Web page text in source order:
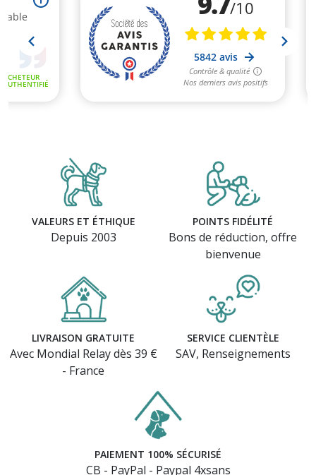
VALEURS ET ÉTHIQUE
Depuis 2003
POINTS FIDÉLITÉ
Bons de réduction, offre
bienvenue
LIVRAISON GRATUITE
Avec Mondial Relay dès 39 €
- France
SERVICE CLIENTÈLE
SAV, Renseignements
PAIEMENT 100% SÉCURISÉ
CB - PayPal - Paypal 4xsans